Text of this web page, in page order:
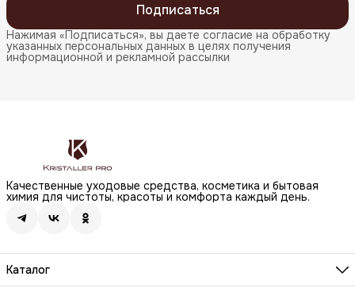
Подписаться
Нажимая «Подписаться», вы даете согласие на обработку
указанных персональных данных в целях получения
информационной и рекламной рассылки
Качественные уходовые средства, косметика и бытовая
химия для чистоты, красоты и комфорта каждый день.
Каталог